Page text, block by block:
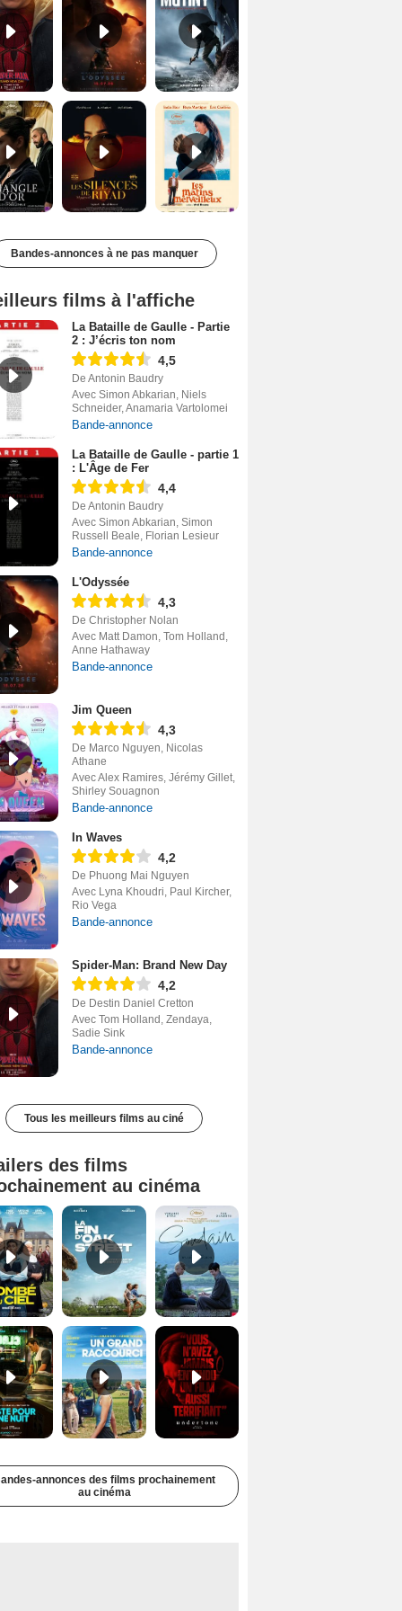
Les Silences de Riyad Bande-annonce VO STFR Les Matins merveilleux Bande-annonce VF
Bandes-annonces à ne pas manquer
films à l'affiche
La Bataille de Gaulle - Partie
2 : J’écris ton nom
4,5
De Antonin Baudry
Avec Simon Abkarian, Niels
Schneider, Anamaria Vartolomei
Bande-annonce
La Bataille de Gaulle - partie 1
: L'Âge de Fer
4,4
De Antonin Baudry
Avec Simon Abkarian, Simon
Russell Beale, Florian Lesieur
Bande-annonce
L'Odyssée
4,3
De Christopher Nolan
Avec Matt Damon, Tom Holland,
Anne Hathaway
Bande-annonce
Jim Queen
4,3
De Marco Nguyen, Nicolas
Athane
Avec Alex Ramires, Jérémy Gillet,
Shirley Souagnon
Bande-annonce
In Waves
4,2
De Phuong Mai Nguyen
Avec Lyna Khoudri, Paul Kircher,
Rio Vega
Bande-annonce
Spider-Man: Brand New Day
4,2
De Destin Daniel Cretton
Avec Tom Holland, Zendaya,
Sadie Sink
Bande-annonce
Tous les meilleurs films au ciné
des films
au cinéma
Tombé du ciel Bande-annonce VF La fin d’Oak Street Bande-annonce VO STFR
Juste pour une nuit Bande-annonce VO STFR Un grand raccourci Bande-annonce VF Undertone Bande-annonce VO STFR
annonces des films prochainement
au cinéma